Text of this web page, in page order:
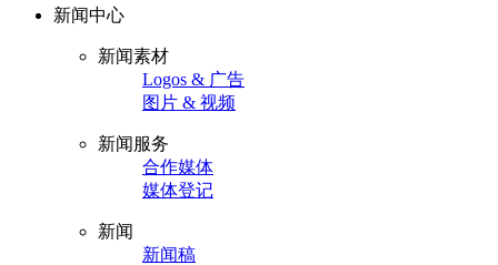
新闻中心
新闻素材
Logos & 广告
图片 & 视频
新闻服务
合作媒体
媒体登记
新闻
新闻稿